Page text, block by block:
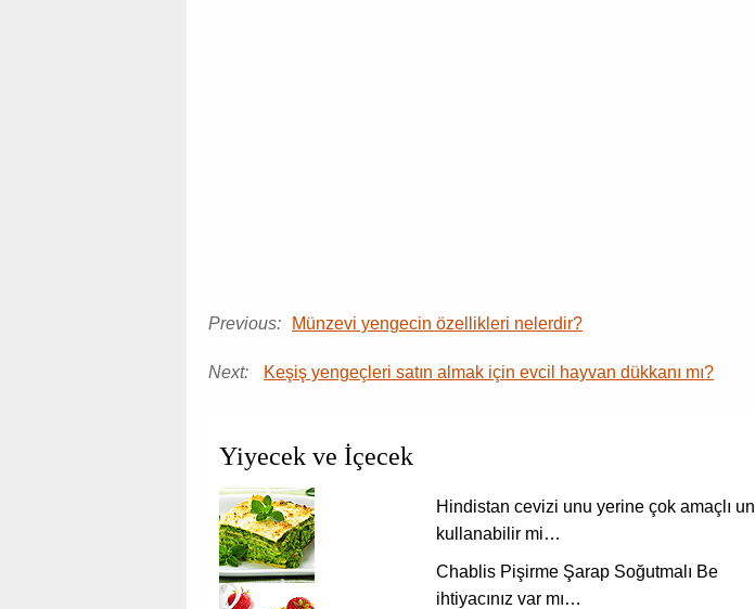
Previous: Münzevi yengecin özellikleri nelerdir?
Next: Keşiş yengeçleri satın almak için evcil hayvan dükkanı mı?
Yiyecek ve İçecek
Hindistan cevizi unu yerine çok amaçlı un
kullanabilir mi…
Chablis Pişirme Şarap Soğutmalı Be
ihtiyacınız var mı…